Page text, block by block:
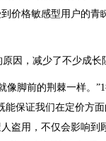
价格敏感型用户的
，减少了不少成长
脚前的荆棘一样。
能保证我们在定价方
用，不仅会影响到